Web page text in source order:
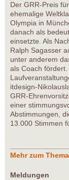
Der GRR-Preis
ehemalige
Olympia in
danach als
einsetzte. Als
Ralph Sagasser
unter anderem
als Coach
itdesign-
GRR-
einer
Abstimmungen,
13.000 Stimmen
Mehr zum Thema
Meldungen